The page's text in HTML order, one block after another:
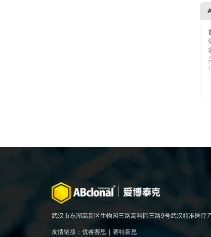
武汉市东湖高新区生物园三路高科园三路9号武汉精准医疗
友情链接： 优睿赛思 | 赛特新思